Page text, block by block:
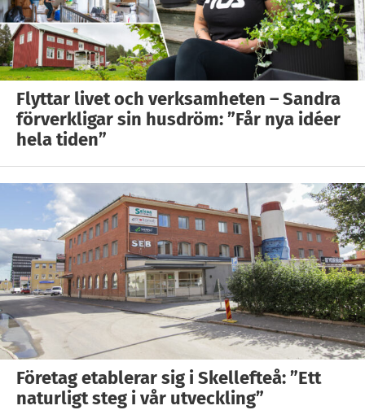
Flyttar livet och verksamheten – Sandra
förverkligar sin husdröm: ”Får nya idéer
hela tiden”
Företag etablerar sig i Skellefteå: ”Ett
naturligt steg i vår utveckling”